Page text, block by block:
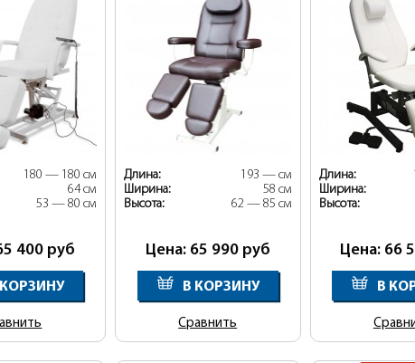
180 — 180 см
64 см
53 — 80 см
400 руб
Длина:
193 — см
Ширина:
58 см
Высота:
62 — 85 см
Цена: 65 990 руб
В КОРЗИНУ
Сравнить
Длина:
Ширина:
Высота:
Цена: 66
В